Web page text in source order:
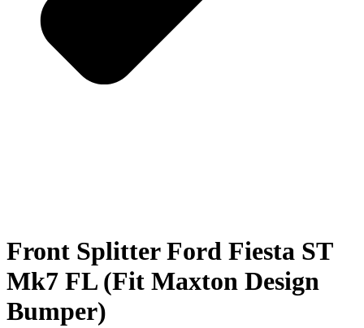
Front Splitter Ford Fiesta ST
Mk7 FL (Fit Maxton Design
Bumper)